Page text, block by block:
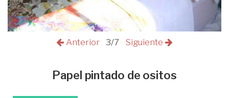
Anterior 3/7 Siguiente
Papel pintado de ositos